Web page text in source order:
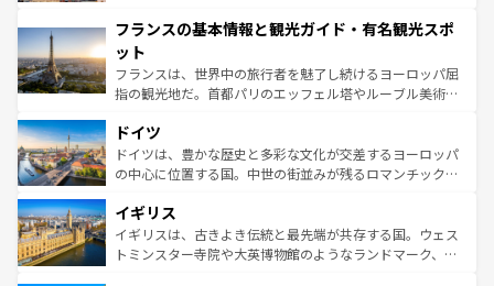
ませてくれるイタリアで、忘れられない旅をしてみよう！
なお、新着のイタリア情報は
しい。
文化が根付くこの国では、情熱的なフラメンコ、熱気あふ
れる闘牛、そして美味しいタパスが生活の一部となってい
る。首都マドリードの洗練された雰囲気や、バルセロナの
アートに溢れた街角から、地方では古代ローマ遺跡や中世
せる。地方によって風土や気候が異なるスペインはその個
性で訪れる人を魅了する。 なお、新着のスペイン情報は コ
ンテンツ一覧を参照してほしい。
フランスの基本情報と観光ガイド・有名観光スポ
ット
フランスは、世界中の旅行者を魅了し続けるヨーロッパ屈
指の観光地だ。首都パリのエッフェル塔やルーブル美術館
で、幅広い魅力が詰まっている。華麗な宮殿、歴史的な大
聖堂、美しいビーチ、そして豊かな自然が、訪れる者を心
から魅了する。また、フランスは美食の国としても知ら
いる。シャンパンの発祥地であるランス、プロヴァンスの
香り高いラベンダー畑など、多彩な楽しみ方が可能だ。さ
らに、パリ以外の地域にも魅力が溢れており、どの街角に
ドイツ
ドイツは、豊かな歴史と多彩な文化が交差するヨーロッパ
の中心に位置する国。中世の街並みが残るロマンチック街
顔を持つこの国は、どこを歩いても飽きることがない。ベ
ルリンの文化的活気、バイエルン州のアルプスの絶景、そ
してライン川沿いのワイン畑といった風景は必見。ビール
イギリス
イギリスは、古きよき伝統と最先端が共存する国。ウェス
トミンスター寺院や大英博物館のようなランドマーク、歴